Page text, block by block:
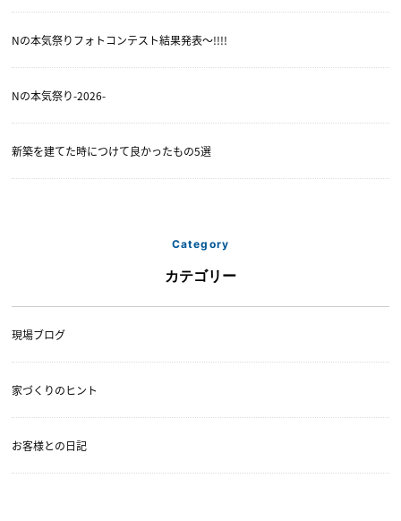
Nの本気祭りフォトコンテスト結果発表〜!!!!
Nの本気祭り-2026-
新築を建てた時につけて良かったもの5選
Category
カテゴリー
現場ブログ
家づくりのヒント
お客様との日記